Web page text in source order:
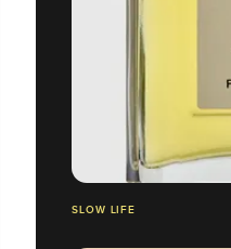
SLOW LIFE